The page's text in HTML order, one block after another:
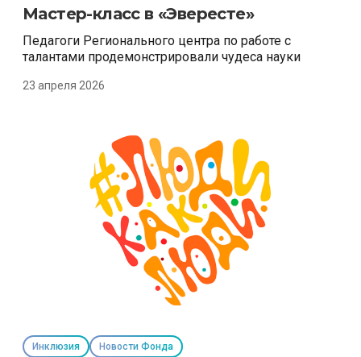
Мастер-класс в «Эвересте»
Педагоги Регионального центра по работе с
талантами продемонстрировали чудеса науки
23 апреля 2026
Инклюзия Новости Фонда